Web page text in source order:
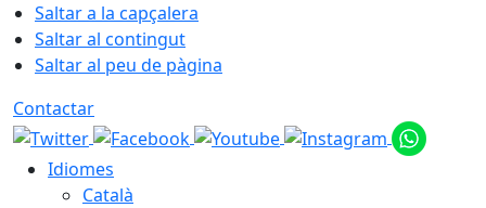
Saltar a la capçalera
Saltar al contingut
Saltar al peu de pàgina
Contactar
Idiomes
Català